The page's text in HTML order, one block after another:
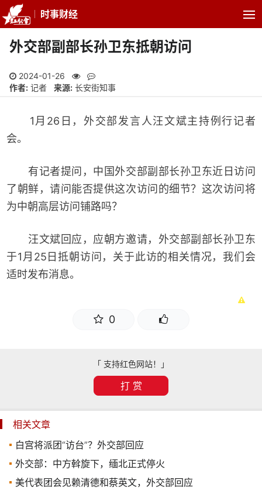
时事财经
外交部副部长孙卫东抵朝访问
2024-01-26
作者: 记者 来源: 长安街知事
1月26日，外交部发言人汪文斌主持例行记者
会。
有记者提问，中国外交部副部长孙卫东近日访问
了朝鲜，请问能否提供这次访问的细节？这次访问将
为中朝高层访问铺路吗？
汪文斌回应，应朝方邀请，外交部副部长孙卫东
于1月25日抵朝访问，关于此访的相关情况，我们会
适时发布消息。
0
「 支持红色网站！」
打 赏
相关文章
白宫将派团“访台”？外交部回应
外交部：中方斡旋下，缅北正式停火
美代表团会见赖清德和蔡英文，外交部回应